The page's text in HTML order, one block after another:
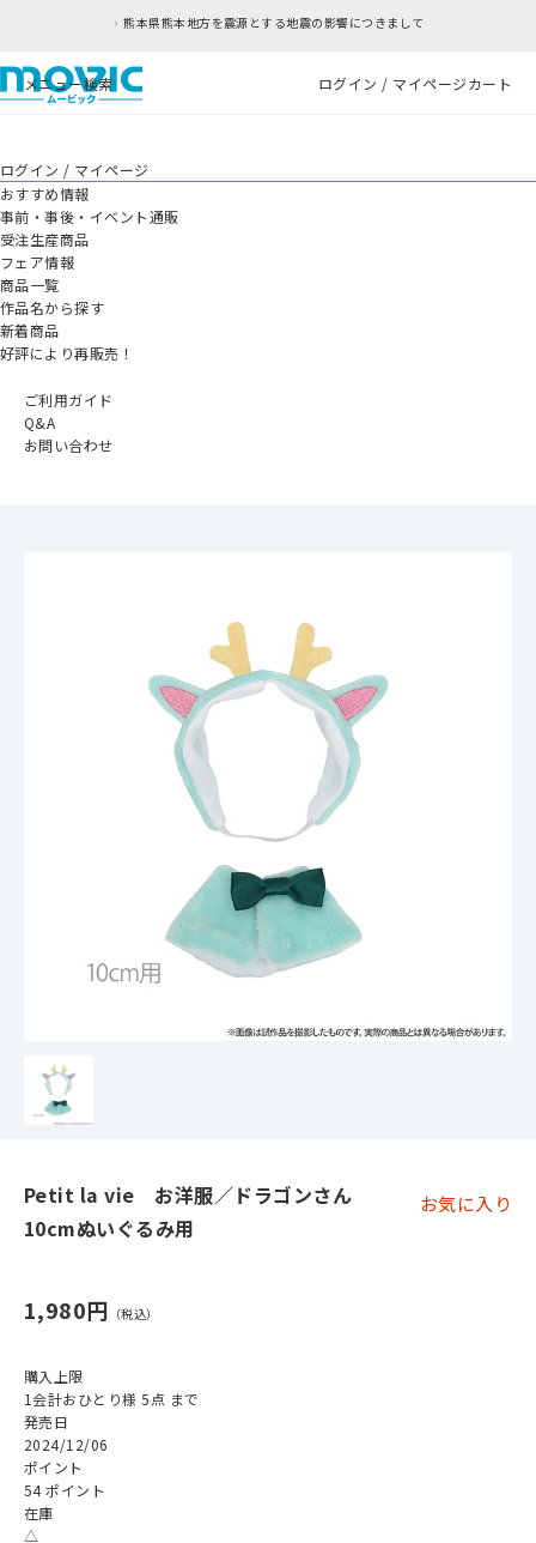
熊本県熊本地方を震源とする地震の影響につきまして
メニュー検索 ログイン / マイページカート
ログイン / マイページ
おすすめ情報
事前・事後・イベント通販
受注生産商品
フェア情報
商品一覧
作品名から探す
新着商品
好評により再販売！
ご利用ガイド
Q&A
お問い合わせ
Petit la vie お洋服／ドラゴンさん
10cmぬいぐるみ用
お気に入り
1,980円
購入上限
1会計おひとり様 5点 まで
発売日
2024/12/06
ポイント
54 ポイント
在庫
△